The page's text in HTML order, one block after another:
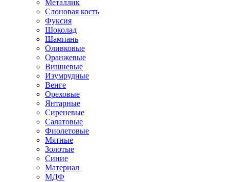
Металлик
Слоновая кость
Фуксия
Шоколад
Шампань
Оливковые
Оранжевые
Вишневые
Изумрудные
Венге
Ореховые
Янтарные
Сиреневые
Салатовые
Фиолетовые
Мятные
Золотые
Синие
Материал
МДФ